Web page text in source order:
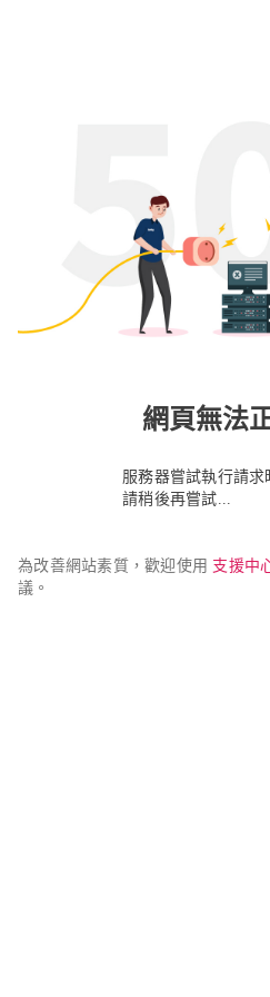
網頁無法
服務器嘗試執行請
請稍後再嘗試...
為改善網站素質，歡迎使用 支援中
議。